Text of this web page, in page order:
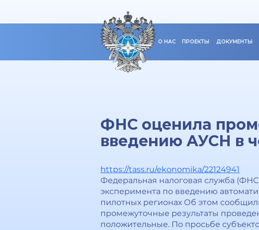
О НАС ПРОЕКТЫ ДОКУМЕНТЫ
ФНС оценила
введению АУСН в
https://tass.ru/ekonomika/22124941
Федеральная налоговая служба
эксперимента по введению
пилотных регионах Об этом
промежуточные результаты
положительные. По просьбе